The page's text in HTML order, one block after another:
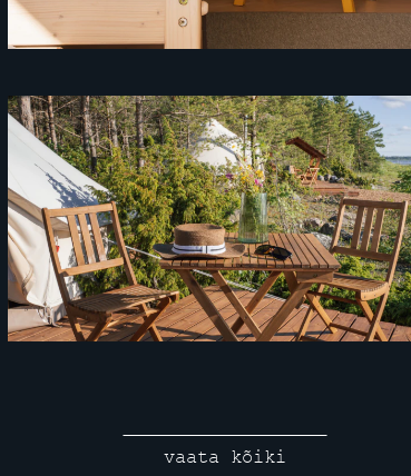
vaata kõiki